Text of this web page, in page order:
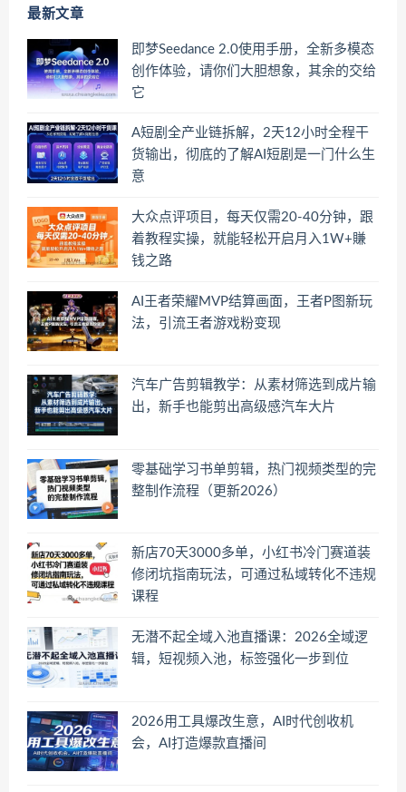
最新文章
即梦Seedance 2.0使用手册，全新多模态
创作体验，请你们大胆想象，其余的交给
它
A短剧全产业链拆解，2天12小时全程干
货输出，彻底的了解AI短剧是一门什么生
意
大众点评项目，每天仅需20-40分钟，跟
着教程实操，就能轻松开启月入1W+賺
钱之路
AI王者荣耀MVP结算画面，王者P图新玩
法，引流王者游戏粉变现
汽车广告剪辑教学：从素材筛选到成片输
出，新手也能剪出高级感汽车大片
零基础学习书单剪辑，热门视频类型的完
整制作流程（更新2026）
新店70天3000多单，小红书冷门赛道装
修闭坑指南玩法，可通过私域转化不违规
课程
无潜不起全域入池直播课：2026全域逻
辑，短视频入池，标签强化一步到位
2026用工具爆改生意，AI时代创收机
会，AI打造爆款直播间